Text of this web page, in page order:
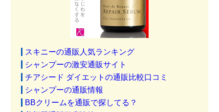
スキニーの通販人気ランキング
シャンプーの激安通販サイト
チアシード ダイエットの通販比較口コミ
シャンプーの通販情報
BBクリームを通販で探してる？